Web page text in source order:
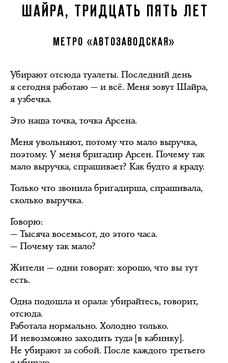
ШАЙРА, ТРИДЦАТЬ ПЯТЬ ЛЕТ
МЕТРО «АВТОЗАВОДСКАЯ»
Убирают отсюда туалеты. Последний день
я сегодня работаю — и всё. Меня зовут Шайра,
я узбечка.
Это наша точка, точка Арсена.
Меня увольняют, потому что мало выручка,
поэтому. У меня бригадир Арсен. Почему так
мало выручка, спрашивает? Как будто я краду.
Только что звонила бригадирша, спрашивала,
сколько выручка.
Говорю:
— Тысяча восемьсот, до этого часа.
— Почему так мало?
Жители — одни говорят: хорошо, что вы тут
есть.
Одна подошла и орала: убирайтесь, говорит,
отсюда.
Работала нормально. Холодно только.
И невозможно заходить туда [в кабинку].
Не убирают за собой. После каждого третьего